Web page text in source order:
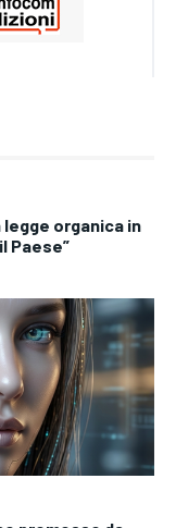
legge organica in
Paese”